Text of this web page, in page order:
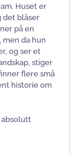
Huset er
det blåser
på en
da hun
og ser et
stiger
flere små
historie om